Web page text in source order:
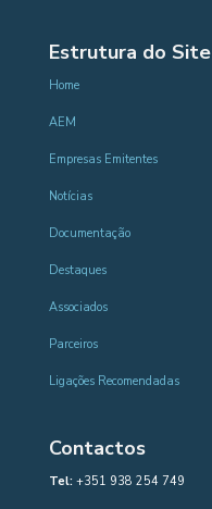
Estrutura do Site
Home
AEM
Empresas Emitentes
Notícias
Documentação
Destaques
Associados
Parceiros
Ligações Recomendadas
Contactos
Tel:+351 938 254 749